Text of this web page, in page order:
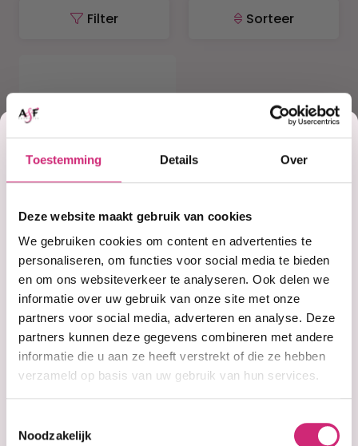
Toestemming Details Over
Deze website maakt gebruik van cookies
We gebruiken cookies om content en advertenties te
personaliseren, om functies voor social media te bieden
en om ons websiteverkeer te analyseren. Ook delen we
informatie over uw gebruik van onze site met onze
partners voor social media, adverteren en analyse. Deze
partners kunnen deze gegevens combineren met andere
informatie die u aan ze heeft verstrekt of die ze hebben
verzameld op basis van uw gebruik van hun services.
Noodzakelijk
Filter Sorteer
Op voorraad
African Body
Sponge –
Originele
Exfoliërende
Netspons
€5,99
Korting
op je
eerste
bestelling